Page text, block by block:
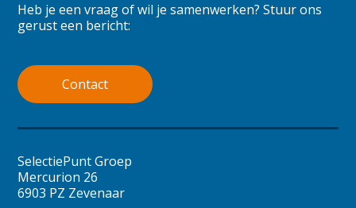
Heb je een vraag of wil je samenwerken? Stuur ons
gerust een bericht:
Contact
SelectiePunt Groep
Mercurion 26
6903 PZ Zevenaar